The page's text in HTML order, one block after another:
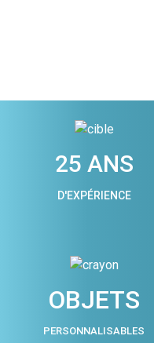
25 ANS
D'EXPÉRIENCE
OBJETS
PERSONNALISABLES